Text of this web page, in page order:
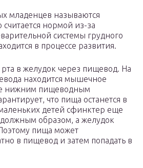
младенцев называются
нормой из-за
системы грудного
в процессе развития.
в желудок через пищевод. На
находится мышечное
нижним пищеводным
что пища останется в
детей сфинктер еще
образом, а желудок
пища может
в пищевод и затем попадать в